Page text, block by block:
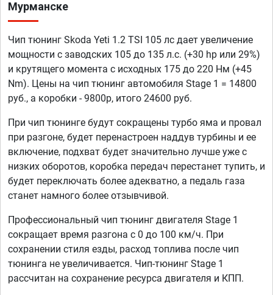
Мурманске
Чип тюнинг Skoda Yeti 1.2 TSI 105 лс дает увеличение
мощности с заводских 105 до 135 л.с. (+30 hp или 29%)
и крутящего момента с исходных 175 до 220 Нм (+45
Nm). Цены на чип тюнинг автомобиля Stage 1 = 14800
руб., а коробки - 9800р, итого 24600 руб.
При чип тюнинге будут сокращены турбо яма и провал
при разгоне, будет перенастроен наддув турбины и ее
включение, подхват будет значительно лучше уже с
низких оборотов, коробка передач перестанет тупить, и
будет переключать более адекватно, а педаль газа
станет намного более отзывчивой.
Профессиональный чип тюнинг двигателя Stage 1
сокращает время разгона с 0 до 100 км/ч. При
сохранении стиля езды, расход топлива после чип
тюнинга не увеличивается. Чип-тюнинг Stage 1
рассчитан на сохранение ресурса двигателя и КПП.